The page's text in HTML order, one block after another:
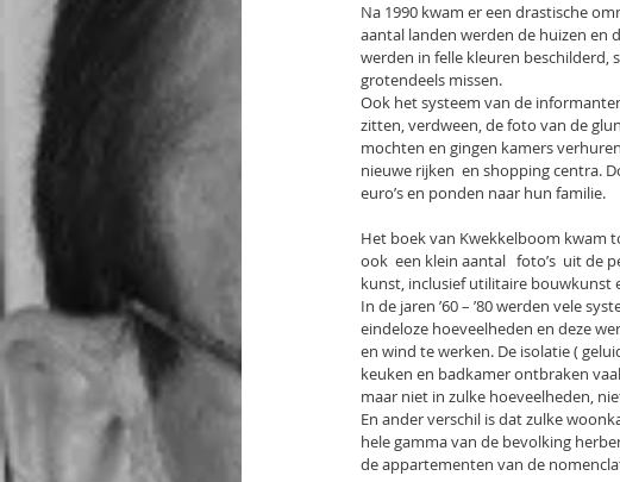
Na 1990 kwam er een drastische
aantal landen werden de huizen en
werden in felle kleuren beschilderd,
grotendeels missen.
Ook het systeem van de
zitten, verdween, de foto van de
mochten en gingen kamers
nieuwe rijken  en shopping centra.
euro’s en ponden naar hun familie.
Het boek van Kwekkelboom kwam
ook  een klein aantal   foto’s  uit de
kunst, inclusief utilitaire bouwkunst
In de jaren ’60 – ’80 werden vele
eindeloze hoeveelheden en deze
en wind te werken. De isolatie (
keuken en badkamer ontbraken
maar niet in zulke hoeveelheden,
En ander verschil is dat zulke
hele gamma van de bevolking
de appartementen van de